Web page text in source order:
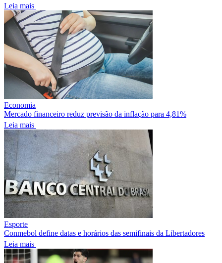
Leia mais
Economia
Mercado financeiro reduz previsão da inflação para 4,81%
Leia mais
Esporte
Conmebol define datas e horários das semifinais da Libertadores
Leia mais